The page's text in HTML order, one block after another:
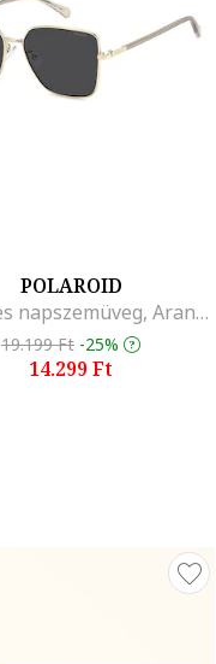
POLAROID
Szögletes napszemüveg, Aranyszín
19.199 Ft -25%
14.299 Ft